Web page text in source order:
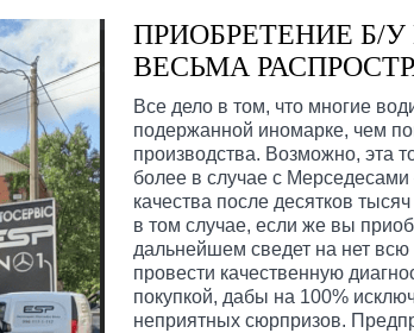
ПРИОБРЕТЕНИЕ Б/
ВЕСЬМА
Все дело в том, что многие
подержанной иномарке, чем
производства. Возможно, эта
более в случае с
качества после десятков
в том случае, если же вы
дальнейшем сведет на нет
провести качественную
покупкой, дабы на 100%
неприятных сюрпризов.